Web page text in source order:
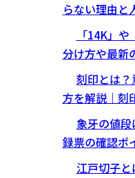
らない理由と
「14K」
分け方や最新
刻印とは
方を解説｜刻
象牙の値
録票の確認ポ
江戸切子と